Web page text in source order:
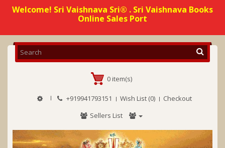
Welcome! Sri Vaishnava Sri® . Sri Vaishnava Books
Online Sales Port
0 item(s)
+919941793151 Wish List (0)
Checkout
Sellers List